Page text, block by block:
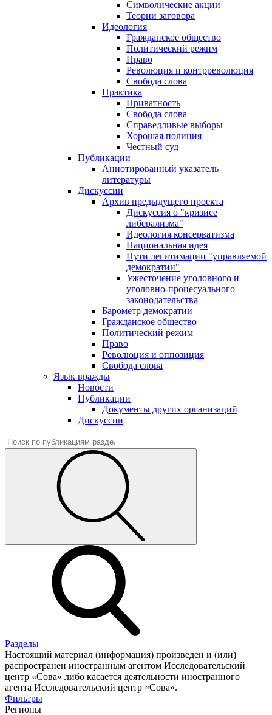
Символические акции
Теории заговора
Идеология
Гражданское общество
Политический режим
Право
Революция и контрреволюция
Свобода слова
Практика
Приватность
Свобода слова
Справедливые выборы
Хорошая полиция
Честный суд
Публикации
Аннотированный указатель
литературы
Дискуссии
Архив предыдущего проекта
Дискуссия о "кризисе
либерализма"
Идеология консерватизма
Национальная идея
Пути легитимации "управляемой
демократии"
Ужесточение уголовного и
уголовно-процесуального
законодательства
Барометр демократии
Гражданское общество
Политический режим
Право
Революция и оппозиция
Свобода слова
Язык вражды
Новости
Публикации
Документы других организаций
Дискуссии
Разделы
Настоящий материал (информация) произведен и (или)
распространен иностранным агентом Исследовательский
центр «Сова» либо касается деятельности иностранного
агента Исследовательский центр «Сова».
Фильтры
Регионы